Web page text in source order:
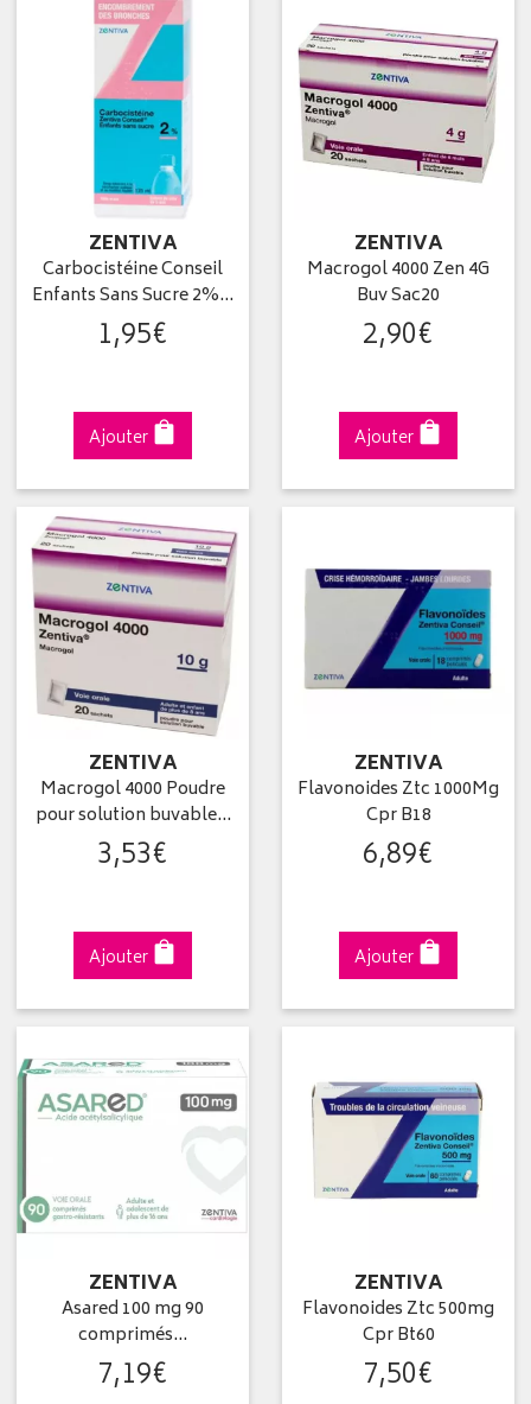
ZENTIVA
Carbocistéine Conseil
Enfants Sans Sucre 2%…
1,95€
Ajouter
ZENTIVA
Macrogol 4000 Zen 4G
Buv Sac20
2,90€
Ajouter
ZENTIVA
Macrogol 4000 Poudre
pour solution buvable…
3,53€
Ajouter
ZENTIVA
Flavonoides Ztc 1000Mg
Cpr B18
6,89€
Ajouter
ZENTIVA
Asared 100 mg 90
comprimés…
7,19€
ZENTIVA
Flavonoides Ztc 500mg
Cpr Bt60
7,50€